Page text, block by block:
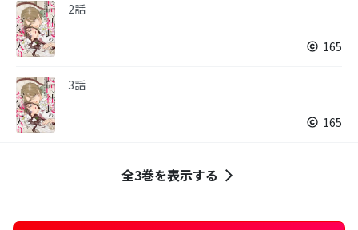
2話
165
3話
165
全3巻を表示する